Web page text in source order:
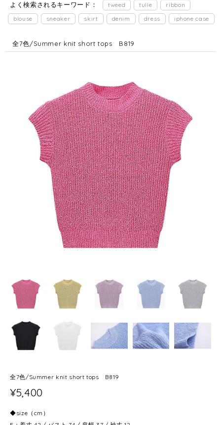
よく検索されるキーワード： tweed tulle
ribbon
blouse
sneaker skirt denim dress iphone case
全7色/Summer knit short tops B819
全7色/Summer knit short tops B819
¥5,400
◆size（cm）